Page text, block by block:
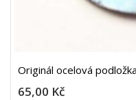
Originál ocelová
65,00 Kč